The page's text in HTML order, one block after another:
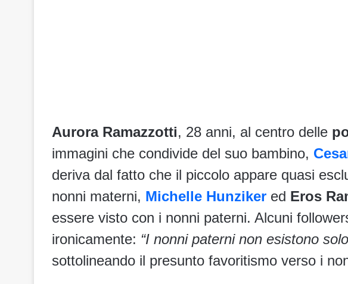
Aurora Ramazzotti, 28 anni, al centro delle
immagini che condivide del suo bambino,
deriva dal fatto che il piccolo appare quasi
nonni materni, Michelle Hunziker ed Eros
essere visto con i nonni paterni. Alcuni
ironicamente: “I nonni paterni non esistono
sottolineando il presunto favoritismo verso i